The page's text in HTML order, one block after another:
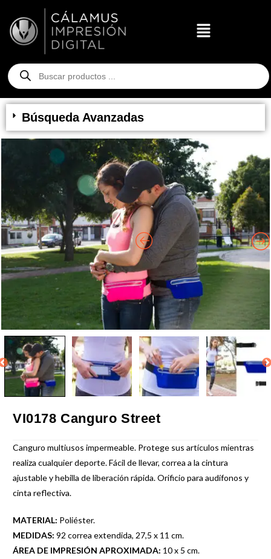
Búsqueda Avanzadas
VI0178 Canguro Street
Canguro multiusos impermeable. Protege sus artículos mientras
realiza cualquier deporte. Fácil de llevar, correa a la cintura
ajustable y hebilla de liberación rápida. Orificio para audífonos y
cinta reflectiva.
MATERIAL: Poliéster.
MEDIDAS: 92 correa extendida, 27,5 x 11 cm.
ÁREA DE IMPRESIÓN APROXIMADA: 10 x 5 cm.